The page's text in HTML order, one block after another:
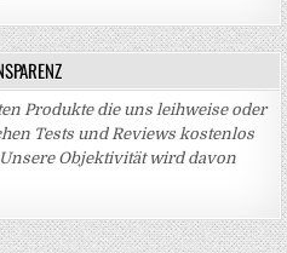
Produkte die uns leihweise oder
Tests und Reviews kostenlos
Objektivität wird davon